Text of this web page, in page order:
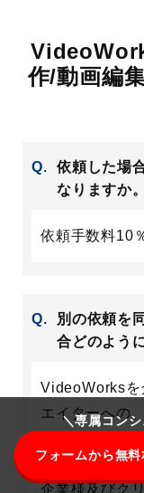
作/動画編
Q.
依頼した場
なりますか。
依頼手数料10
Q.
別の依頼を
合どのよう
VideoWorksを
エイターへの
都度
だく必要がご
企業様及びク
＼専属コン
フォームから無